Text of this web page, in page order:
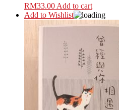
RM33.00 Add to cart
Add to Wishlist